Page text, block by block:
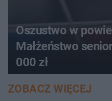
Oszustwo w
Małżeństwo
000 zł
ZOBACZ WIĘCEJ